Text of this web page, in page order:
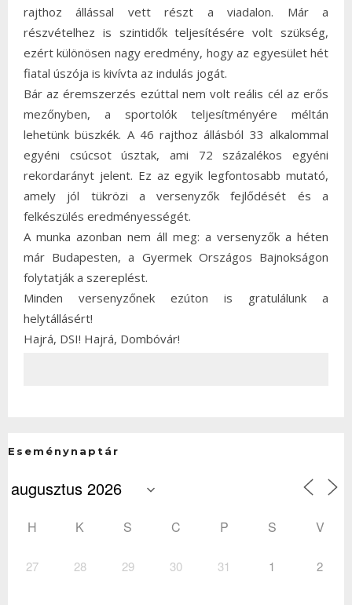
rajthoz állással vett részt a viadalon. Már a
részvételhez is szintidők teljesítésére volt szükség,
ezért különösen nagy eredmény, hogy az egyesület hét
fiatal úszója is kivívta az indulás jogát.
Bár az éremszerzés ezúttal nem volt reális cél az erős
mezőnyben, a sportolók teljesítményére méltán
lehetünk büszkék. A 46 rajthoz állásból 33 alkalommal
egyéni csúcsot úsztak, ami 72 százalékos egyéni
rekordarányt jelent. Ez az egyik legfontosabb mutató,
amely jól tükrözi a versenyzők fejlődését és a
felkészülés eredményességét.
A munka azonban nem áll meg: a versenyzők a héten
már Budapesten, a Gyermek Országos Bajnokságon
folytatják a szereplést.
Minden versenyzőnek ezúton is gratulálunk a
helytállásért!
Hajrá, DSI! Hajrá, Dombóvár!
Eseménynaptár
H K S C P S V
27 28 29 30 31 1 2